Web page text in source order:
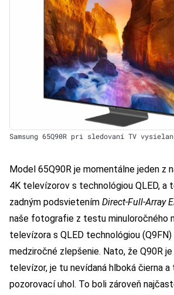
Samsung 65Q90R pri sledovaní TV
Model 65Q90R je momentálne jeden z
4K televízorov s technológiou QLED, a
zadným podsvietením Direct-Full-Array
naše fotografie z testu minuloročného
televízora s QLED technológiou
medziročné zlepšenie. Nato, že Q90R
televízor, je tu nevídaná hlboká čierna a
pozorovací uhol. To boli zároveň